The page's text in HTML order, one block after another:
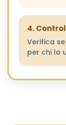
4.
Verifica
per chi lo